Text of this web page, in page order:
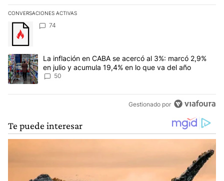
CONVERSACIONES ACTIVAS
Este listado muestra los artículos con más comentarios en los
Un artículo de tendencia con el título "" con 74 comentarios.
74
Un artículo de tendencia con el título "La inflación en CABA se
La inflación en CABA se acercó al 3%: marcó 2,9%
en julio y acumula 19,4% en lo que va del año
50
Gestionado por